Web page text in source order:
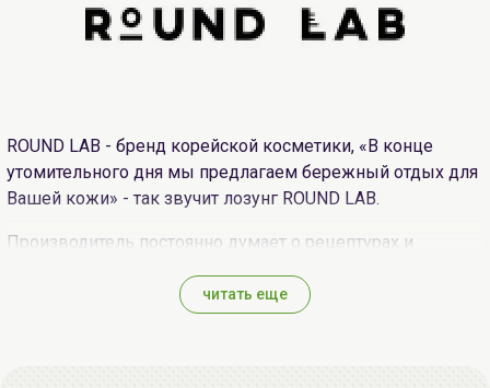
ROUND LAB - бренд корейской косметики, «В конце
утомительного дня мы предлагаем бережный отдых для
Вашей кожи» - так звучит лозунг ROUND LAB.
Производитель постоянно думает о рецептурах и
эффективность создаваемых косметических товаров
читать еще